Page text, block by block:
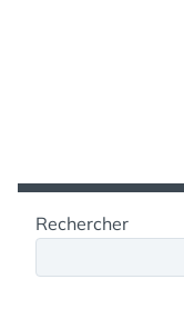
Rechercher